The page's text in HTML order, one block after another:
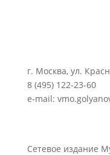
г. Москва, ул.
8 (495) 122-23-60
e-mail:
Сетевое издание